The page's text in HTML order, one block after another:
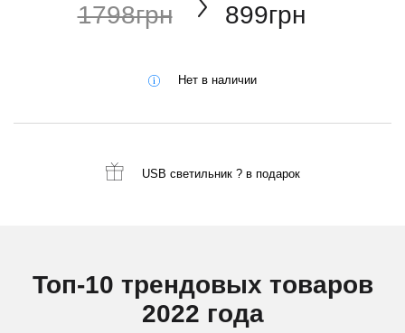
1798грн 899грн
Нет в наличии
USB светильник ?в подарок
Топ-10 трендовых товаров
2022 года